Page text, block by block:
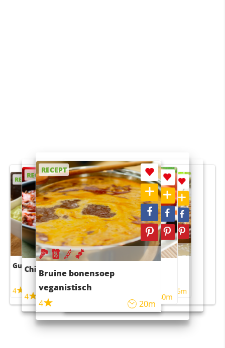
RECEPT
Guacamole
4
RECEPT
Chili con carne
4 45m
RECEPT
Bruine bonensoep
veganistisch
4
20m
RECEPT
Sushi rijstsalade
maaltijdsalade
40m
RECEPT
4 55m